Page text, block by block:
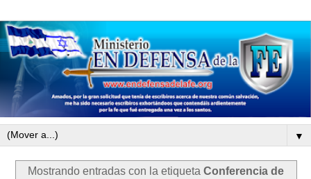
▼
Mostrando entradas con la etiqueta Conferencia de